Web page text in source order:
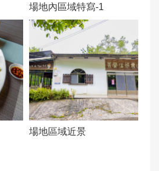
。
場域：
場地內區域特寫-1
場地區域近景